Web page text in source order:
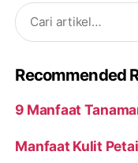
Search
for:
Recommended
9 Manfaat
Manfaat Kulit